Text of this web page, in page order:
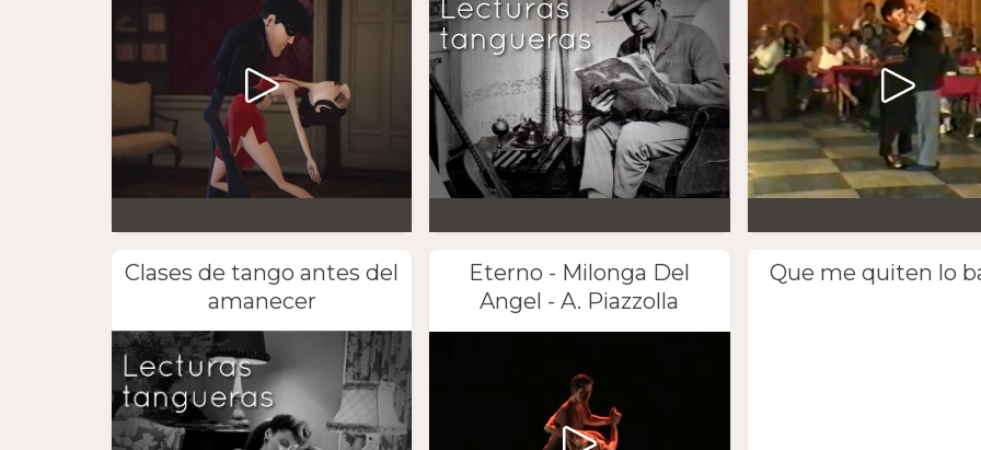
Clases de tango antes del
amanecer
Eterno - Milonga Del
Angel - A. Piazzolla
Que me quiten lo